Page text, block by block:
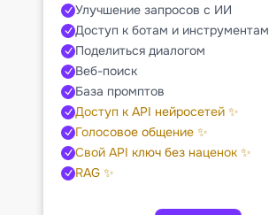
Улучшение запросов с ИИ
Доступ к ботам и инструментам
Поделиться диалогом
Веб-поиск
База промптов
Доступ к API нейросетей ✨
Голосовое общение ✨
Свой API ключ без наценок ✨
RAG ✨